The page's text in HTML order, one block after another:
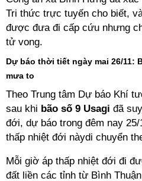
Tri thức trực tuyến cho biết,
được đưa đi cấp cứu nhưng
tử vong.
Dự báo thời tiết ngày mai 26/11:
mưa to
Theo Trung tâm Dự báo Khí
sau khi bão số 9 Usagi đã
đới, dự báo trong đêm nay
thấp nhiệt đới nàydi chuyển
Mỗi giờ áp thấp nhiệt đới đi
đất liền các tỉnh từ Bình